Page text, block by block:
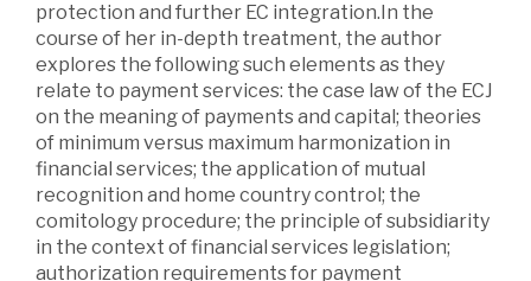
protection and further EC integration.In the
course of her in-depth treatment, the author
explores the following such elements as they
relate to payment services: the case law of the ECJ
on the meaning of payments and capital; theories
of minimum versus maximum harmonization in
financial services; the application of mutual
recognition and home country control; the
comitology procedure; the principle of subsidiarity
in the context of financial services legislation;
authorization requirements for payment